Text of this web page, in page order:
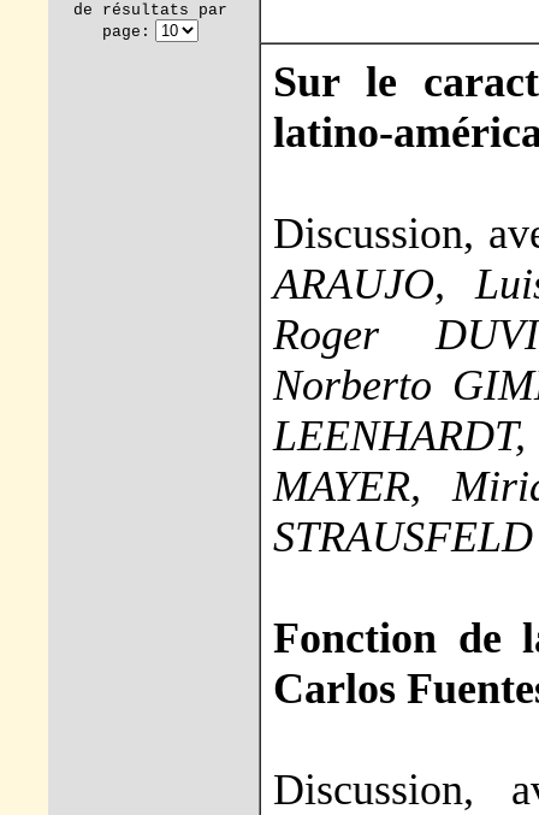
de résultats par
page:
Sur le
latino-
Discussion,
ARAUJO,
Roger
Norberto
MAYER,
STRAUSFELD
Fonction de
Carlos
Discussion,